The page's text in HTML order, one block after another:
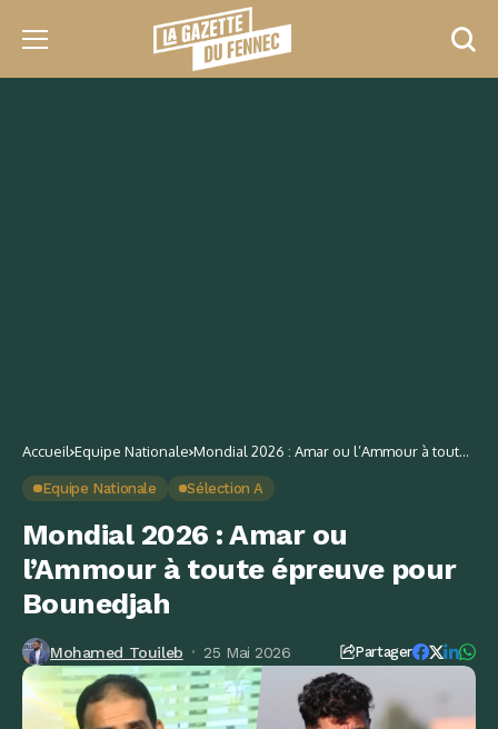
Accueil Equipe Nationale Mondial 2026 : Amar ou l’Ammour à toute
Equipe Nationale Sélection A
Mondial 2026 : Amar ou
l’Ammour à toute épreuve pour
Bounedjah
Mohamed Touileb 25 Mai 2026 Partager